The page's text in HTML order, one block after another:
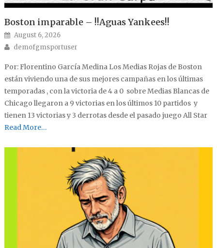
Boston imparable – !!Aguas Yankees!!
Posted on
August 6, 2026
Author
demofgmsportuser
Por: Florentino García Medina Los Medias Rojas de Boston
están viviendo una de sus mejores campañas en los últimas
temporadas , con la victoria de 4 a 0 sobre Medias Blancas de
Chicago llegaron a 9 victorias en los últimos 10 partidos y
tienen 13 victorias y 3 derrotas desde el pasado juego All Star
Read More…